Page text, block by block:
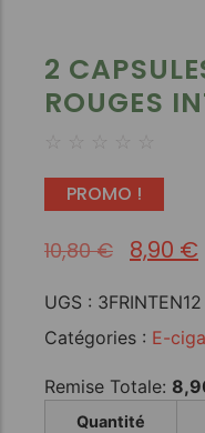
2
ROUGES
☆ ☆ ☆ ☆ ☆
PROMO !
10,80€ 8,90 €
UGS : 3FRINTEN12
Catégories : E-
Remise Totale:
Quantité